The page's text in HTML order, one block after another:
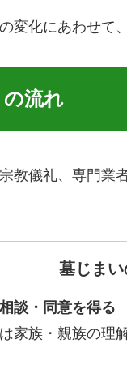
変化にあわせて
流れ
教儀礼、専門業
墓じま
談・同意を得る
家族・親族の理